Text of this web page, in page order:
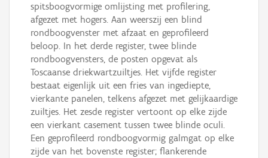
spitsboogvormige omlijsting met profilering,
afgezet met hogers. Aan weerszij een blind
rondboogvenster met afzaat en geprofileerd
beloop. In het derde register, twee blinde
rondboogvensters, de posten opgevat als
Toscaanse driekwartzuiltjes. Het vijfde register
bestaat eigenlijk uit een fries van ingediepte,
vierkante panelen, telkens afgezet met gelijkaardige
zuiltjes. Het zesde register vertoont op elke zijde
een vierkant casement tussen twee blinde oculi.
Een geprofileerd rondboogvormig galmgat op elke
zijde van het bovenste register; flankerende